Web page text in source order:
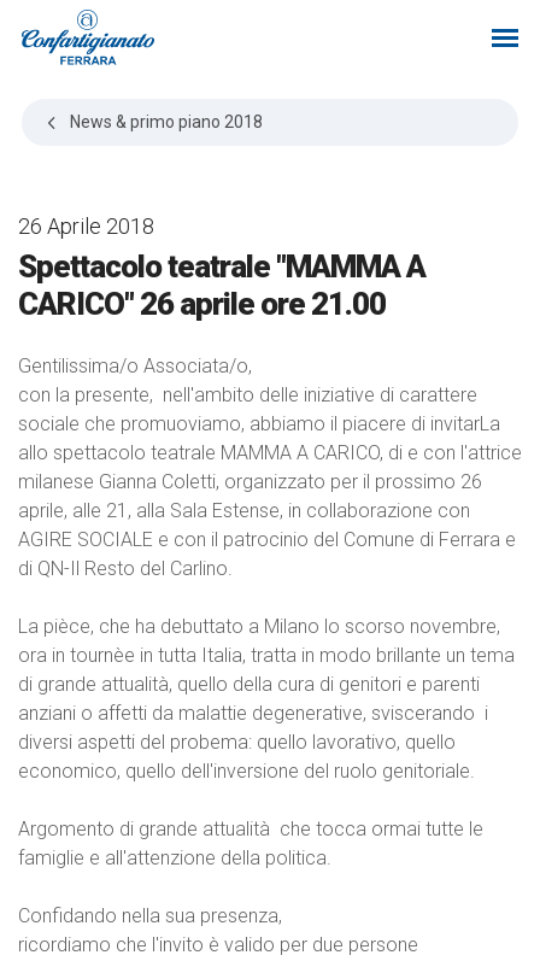
News & primo piano 2018
26 Aprile 2018
Spettacolo teatrale "MAMMA A
CARICO" 26 aprile ore 21.00
Gentilissima/o Associata/o,
con la presente, nell'ambito delle iniziative di carattere
sociale che promuoviamo, abbiamo il piacere di invitarLa
allo spettacolo teatrale MAMMA A CARICO, di e con l'attrice
milanese Gianna Coletti, organizzato per il prossimo 26
aprile, alle 21, alla Sala Estense, in collaborazione con
AGIRE SOCIALE e con il patrocinio del Comune di Ferrara e
di QN-Il Resto del Carlino.
La pièce, che ha debuttato a Milano lo scorso novembre,
ora in tournèe in tutta Italia, tratta in modo brillante un tema
di grande attualità, quello della cura di genitori e parenti
anziani o affetti da malattie degenerative, sviscerando i
diversi aspetti del probema: quello lavorativo, quello
economico, quello dell'inversione del ruolo genitoriale.
Argomento di grande attualità che tocca ormai tutte le
famiglie e all'attenzione della politica.
Confidando nella sua presenza,
ricordiamo che l'invito è valido per due persone